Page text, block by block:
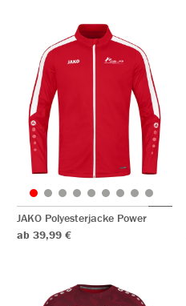
JAKO Polyesterjacke Power
ab 39,99 €